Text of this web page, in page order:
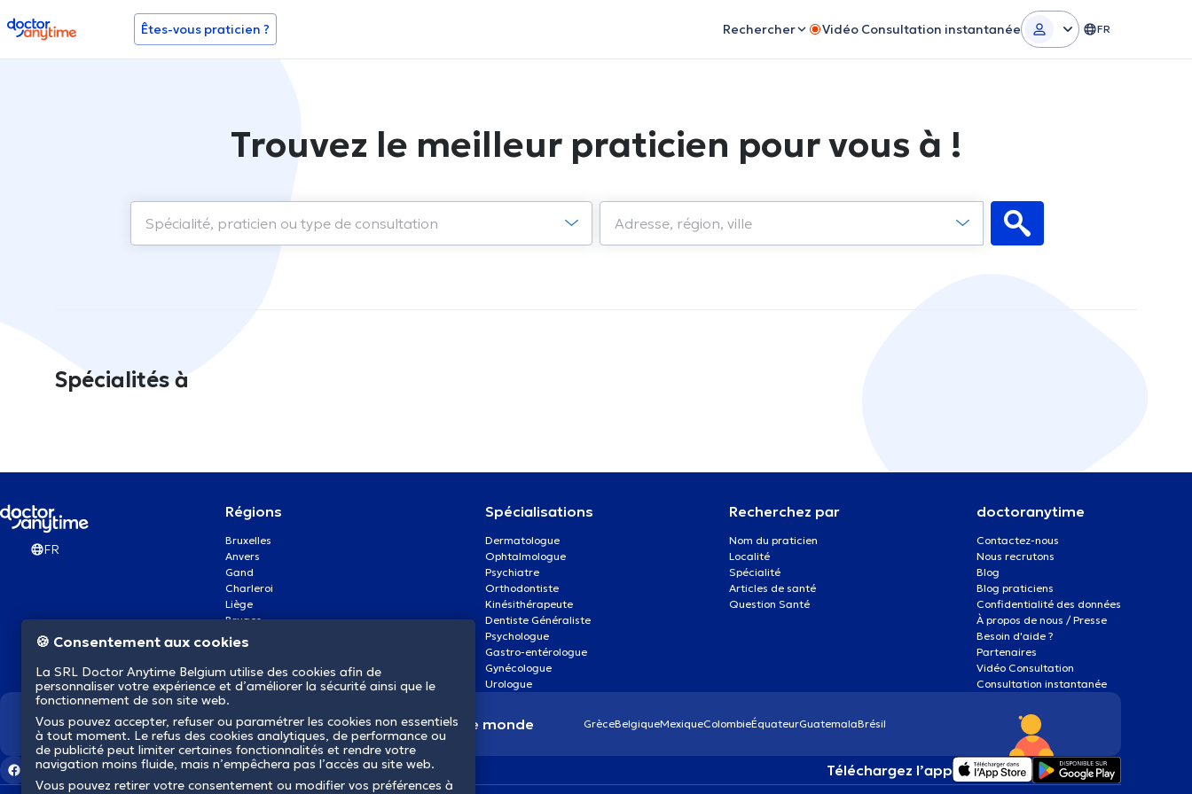
doctoranytime Êtes-vous praticien ? Rechercher Vidéo Consultation instantanée FR
Trouvez le meilleur praticien pour vous à !
Spécialités à
FR
Régions
Bruxelles
Anvers
Gand
Charleroi
Liège
Bruges
Namur
Mons
Aalst Flandre-Orientale
Spécialisations
Dermatologue
Ophtalmologue
Psychiatre
Orthodontiste
Kinésithérapeute
Dentiste Généraliste
Psychologue
Gastro-entérologue
Gynécologue
Urologue
Recherchez par
Nom du praticien
Localité
Spécialité
Articles de santé
Question Santé
doctoranytime
Contactez-nous
Nous recrutons
Blog
Blog praticiens
Confidentialité des données
À propos de nous / Presse
Besoin d'aide ?
Partenaires
Vidéo Consultation
Consultation instantanée
Nous révolutionnons la santé dans le monde GrèceBelgiqueMexiqueColombieÉquateurGuatemalaBrésil
Téléchargez l’app
🍪 Consentement aux cookies
La SRL Doctor Anytime Belgium utilise des cookies afin de
personnaliser votre expérience et d’améliorer la sécurité ainsi que le
fonctionnement de son site web.
Vous pouvez accepter, refuser ou paramétrer les cookies non essentiels
à tout moment. Le refus des cookies analytiques, de performance ou
de publicité peut limiter certaines fonctionnalités et rendre votre
navigation moins fluide, mais n’empêchera pas l’accès au site web.
Vous pouvez retirer votre consentement ou modifier vos préférences à